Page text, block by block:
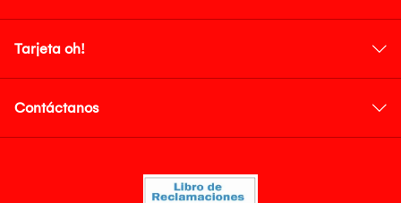
Tarjeta oh!
Contáctanos